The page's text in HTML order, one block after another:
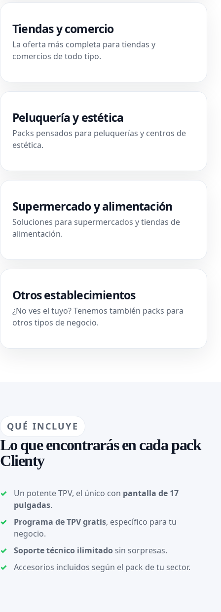
Tiendas y comercio
La oferta más completa para tiendas y
comercios de todo tipo.
Peluquería y estética
Packs pensados para peluquerías y centros de
estética.
Supermercado y alimentación
Soluciones para supermercados y tiendas de
alimentación.
Otros establecimientos
¿No ves el tuyo? Tenemos también packs para
otros tipos de negocio.
QUÉ INCLUYE
Lo que encontrarás en cada pack
Clienty
Un potente TPV, el único con pantalla de 17
pulgadas.
Programa de TPV gratis, específico para tu
negocio.
Soporte técnico ilimitado sin sorpresas.
Accesorios incluidos según el pack de tu sector.